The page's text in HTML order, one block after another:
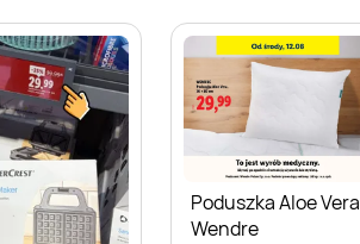
Poduszka Aloe Vera
Wendre